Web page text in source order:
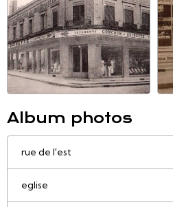
Album photos
rue de l'est
eglise